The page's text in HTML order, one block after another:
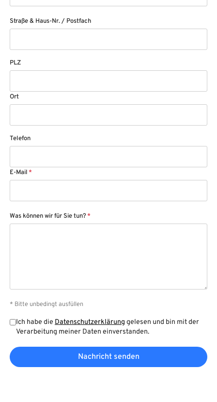
Straße & Haus-Nr. / Postfach
PLZ
Ort
Telefon
E-Mail *
Was können wir für Sie tun? *
* Bitte unbedingt ausfüllen
Ich habe die Datenschutzerklärung gelesen und bin mit der
Verarbeitung meiner Daten einverstanden.
Nachricht senden